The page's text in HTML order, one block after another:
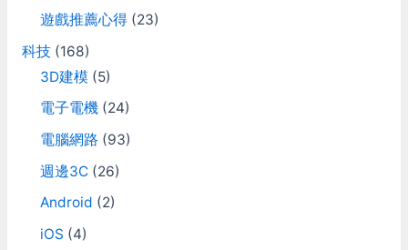
遊戲推薦心得(23)
科技(168)
3D建模 (5)
電子電機(24)
電腦網路 (93)
週邊3C(26)
Android (2)
iOS (4)